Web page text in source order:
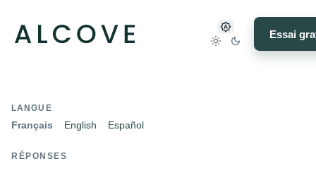
Essai
LANGUE
Français English Español
RÉPONSES